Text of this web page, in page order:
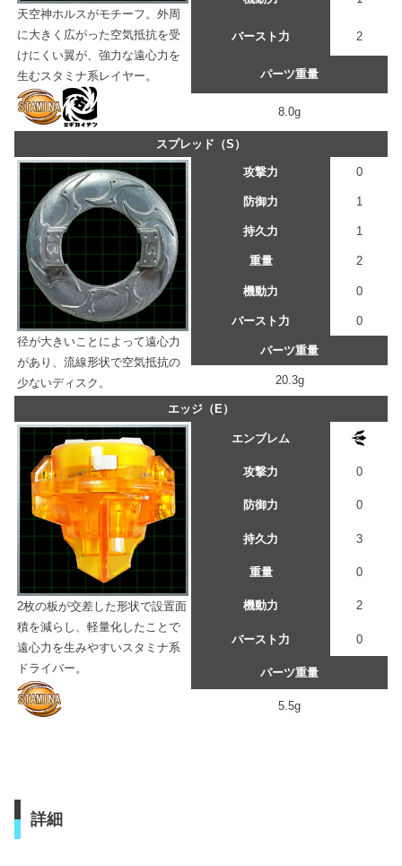
天空神ホルスがモチーフ。外周
に大きく広がった空気抵抗を受
けにくい翼が、強力な遠心力を
生むスタミナ系レイヤー。
バースト力 2
パーツ重量
8.0g
スプレッド（S）
径が大きいことによって遠心力
があり、流線形状で空気抵抗の
少ないディスク。
攻撃力 0
防御力 1
持久力 1
重量 2
機動力 0
バースト力 0
パーツ重量
20.3g
エッジ（E）
2枚の板が交差した形状で設置面
積を減らし、軽量化したことで
遠心力を生みやすいスタミナ系
ドライバー。
エンブレム
攻撃力 0
防御力 0
持久力 3
重量 0
機動力 2
バースト力 0
パーツ重量
5.5g
詳細